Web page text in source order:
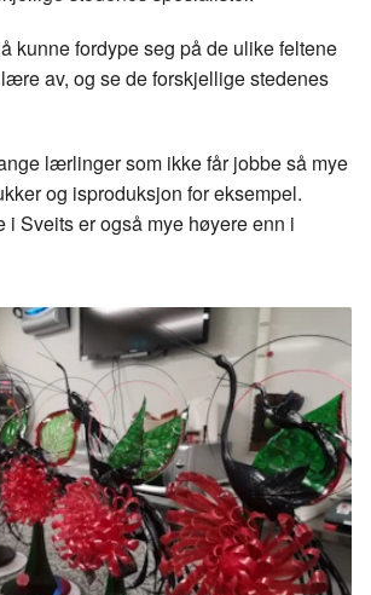
kunne fordype seg på de ulike feltene
av, og se de forskjellige stedenes
lærlinger som ikke får jobbe så mye
og isproduksjon for eksempel.
Sveits er også mye høyere enn i